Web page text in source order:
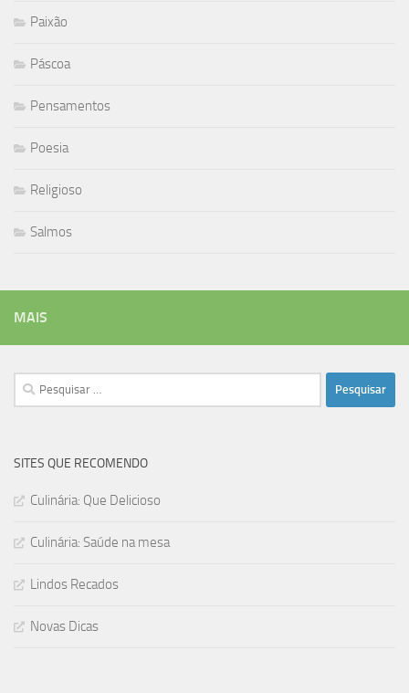
Paixão
Páscoa
Pensamentos
Poesia
Religioso
Salmos
MAIS
Pesquisar
por:
SITES QUE RECOMENDO
Culinária: Que Delicioso
Culinária: Saúde na mesa
Lindos Recados
Novas Dicas